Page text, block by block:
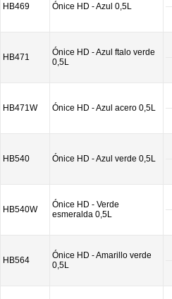
HB469 Ónice HD - Azul 0,5L
HB471
Ónice HD - Azul ftalo verde
0,5L
HB471W Ónice HD - Azul acero 0,5L
HB540 Ónice HD - Azul verde 0,5L
HB540W
Ónice HD - Verde
esmeralda 0,5L
HB564
Ónice HD - Amarillo verde
0,5L